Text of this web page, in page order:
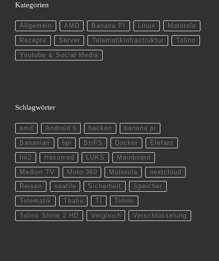
Kategorien
Allgemein AMD Banana PI Linux Motorola
Rezepte Server Telematikinfrastruktur Tolino
Youtube & Social Media
Schlagwörter
amd Android 6 backen banana pi
Bananian bpi BtrFS Docker Elefant
fm2 Hasomed LUKS Mainboard
Medion TV Moto 360 Motorola nextcloud
Reisen seafile Sicherheit Speicher
Telematik Thalia Tolino
Tolino Shine 2 HD Vergleich Verschlüsselung